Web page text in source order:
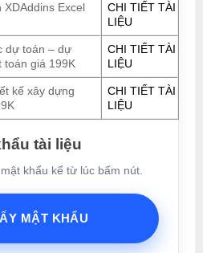
XDAddins Excel
CHI TIẾT TÀI
LIỆU
dự toán – dự
toán giá 199K
CHI TIẾT TÀI
LIỆU
kế xây dựng
CHI TIẾT TÀI
LIỆU
tài liệu
khẩu kể từ lúc bấm nút.
MẬT KHẨU